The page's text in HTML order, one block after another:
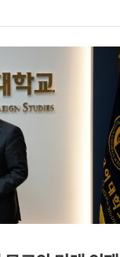
과 활발한 산학협력,
국제교류를 통해
NSU 대표단은 총장
육 및 연구 환경을
량을 확인하는
정이며, 대학 및
전략적 협력 방안을
협력 기반 교육
정에 대한 오픈배지
의 융합 역량 및
이다. 또한, 3개
함께 자유전공학부
실무협의체
대해 심도 있는